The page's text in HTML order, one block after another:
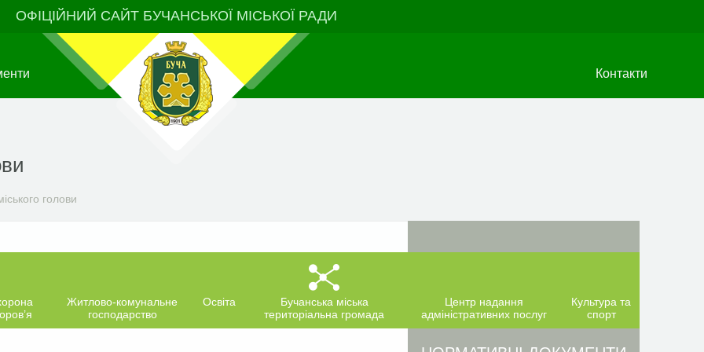
ОФІЦІЙНИЙ САЙТ БУЧАНСЬКОЇ МІСЬКОЇ РАДИ
Контакти
голови
Житлово-комунальне
господарство
Освіта
Бучанська міська
територіальна громада
Центр надання
адміністративних послуг
Культура та
спорт